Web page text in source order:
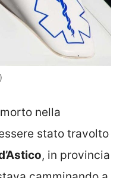
nella
stato travolto
, in provincia